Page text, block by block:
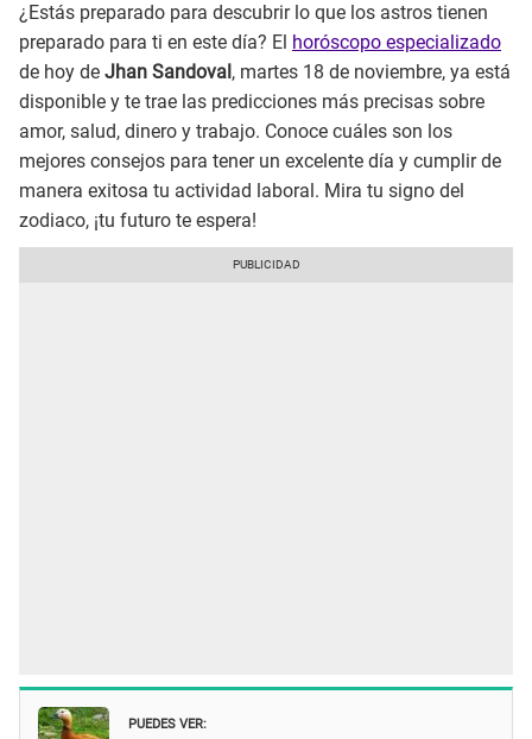
¿Estás preparado para descubrir lo que los astros tienen
preparado para ti en este día? El horóscopo especializado
de hoy de Jhan Sandoval , martes 18 de noviembre, ya está
disponible y te trae las predicciones más precisas sobre
amor, salud, dinero y trabajo. Conoce cuáles son los
mejores consejos para tener un excelente día y cumplir de
manera exitosa tu actividad laboral. Mira tu signo del
zodiaco, ¡tu futuro te espera!
PUEDES VER: